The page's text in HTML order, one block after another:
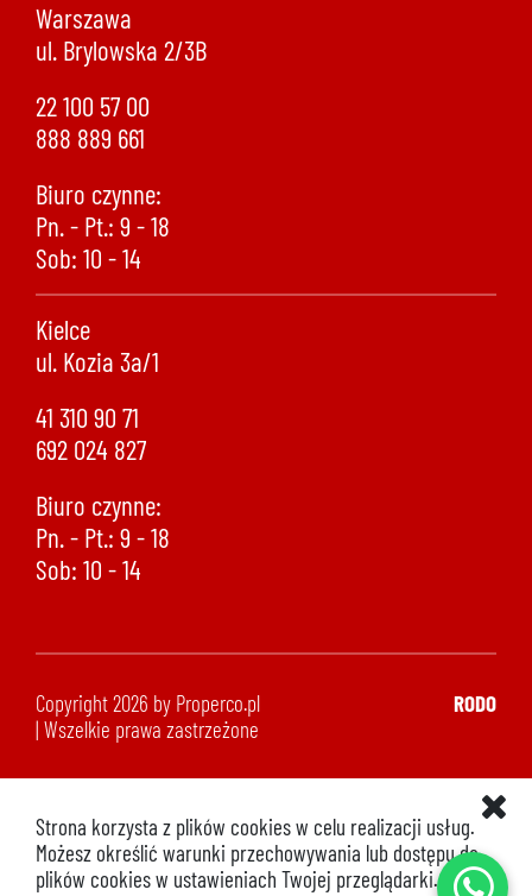
Warszawa
ul. Brylowska 2/3B
22 100 57 00
888 889 661
Biuro czynne:
Pn. - Pt.: 9 - 18
Sob: 10 - 14
Kielce
ul. Kozia 3a/1
41 310 90 71
692 024 827
Biuro czynne:
Pn. - Pt.: 9 - 18
Sob: 10 - 14
Copyright 2026 by Properco.pl
| Wszelkie prawa zastrzeżone
RODO
Strona korzysta z plików cookies w celu realizacji usług.
Możesz określić warunki przechowywania lub dostępu do
plików cookies w ustawieniach Twojej przeglądarki.